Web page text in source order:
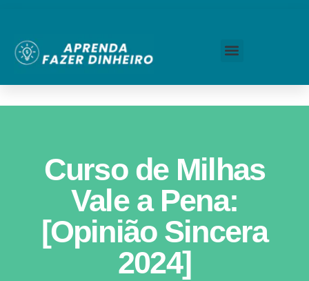
Curso de Milhas
Vale a Pena:
[Opinião Sincera
2024]